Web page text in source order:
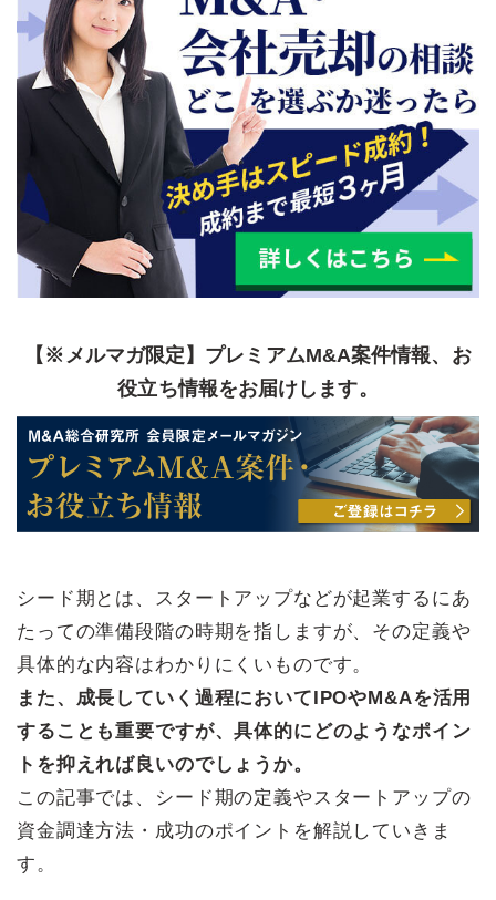
【※メルマガ限定】プレミアムM&A案件情報、お
役立ち情報をお届けします。
シード期とは、スタートアップなどが起業するにあ
たっての準備段階の時期を指しますが、その定義や
具体的な内容はわかりにくいものです。
また、成長していく過程においてIPOやM&Aを活用
することも重要ですが、具体的にどのようなポイン
トを抑えれば良いのでしょうか。
この記事では、シード期の定義やスタートアップの
資金調達方法・成功のポイントを解説していきま
す。